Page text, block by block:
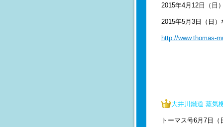
2015年4月12日（日
2015年5月3日（日
http://www.thomas-
大井川鐵道 蒸気
トーマス号6月7日（